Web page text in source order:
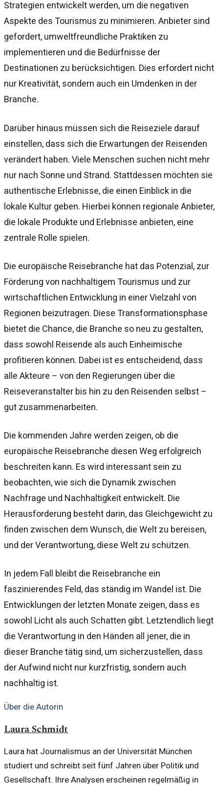
Strategien entwickelt werden, um die negativen
Aspekte des Tourismus zu minimieren. Anbieter sind
gefordert, umweltfreundliche Praktiken zu
implementieren und die Bedürfnisse der
Destinationen zu berücksichtigen. Dies erfordert nicht
nur Kreativität, sondern auch ein Umdenken in der
Branche.
Darüber hinaus müssen sich die Reiseziele darauf
einstellen, dass sich die Erwartungen der Reisenden
verändert haben. Viele Menschen suchen nicht mehr
nur nach Sonne und Strand. Stattdessen möchten sie
authentische Erlebnisse, die einen Einblick in die
lokale Kultur geben. Hierbei können regionale Anbieter,
die lokale Produkte und Erlebnisse anbieten, eine
zentrale Rolle spielen.
Die europäische Reisebranche hat das Potenzial, zur
Förderung von nachhaltigem Tourismus und zur
wirtschaftlichen Entwicklung in einer Vielzahl von
Regionen beizutragen. Diese Transformationsphase
bietet die Chance, die Branche so neu zu gestalten,
dass sowohl Reisende als auch Einheimische
profitieren können. Dabei ist es entscheidend, dass
alle Akteure – von den Regierungen über die
Reiseveranstalter bis hin zu den Reisenden selbst –
gut zusammenarbeiten.
Die kommenden Jahre werden zeigen, ob die
europäische Reisebranche diesen Weg erfolgreich
beschreiten kann. Es wird interessant sein zu
beobachten, wie sich die Dynamik zwischen
Nachfrage und Nachhaltigkeit entwickelt. Die
Herausforderung besteht darin, das Gleichgewicht zu
finden zwischen dem Wunsch, die Welt zu bereisen,
und der Verantwortung, diese Welt zu schützen.
In jedem Fall bleibt die Reisebranche ein
faszinierendes Feld, das ständig im Wandel ist. Die
Entwicklungen der letzten Monate zeigen, dass es
sowohl Licht als auch Schatten gibt. Letztendlich liegt
die Verantwortung in den Händen all jener, die in
dieser Branche tätig sind, um sicherzustellen, dass
der Aufwind nicht nur kurzfristig, sondern auch
nachhaltig ist.
Über die Autorin
Laura Schmidt
Laura hat Journalismus an der Universität München
studiert und schreibt seit fünf Jahren über Politik und
Gesellschaft. Ihre Analysen erscheinen regelmäßig in